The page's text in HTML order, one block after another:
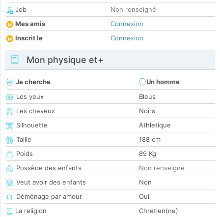
Job
Non renseigné
Mes amis
Connexion
Inscrit le
Connexion
Mon physique et+
Je cherche
Un homme
Les yeux
Bleus
Les cheveux
Noirs
Silhouette
Athletique
Taille
188 cm
Poids
89 Kg
Possède des enfants
Non renseigné
Veut avoir des enfants
Non
Déménage par amour
Oui
La religion
Chrétien(ne)